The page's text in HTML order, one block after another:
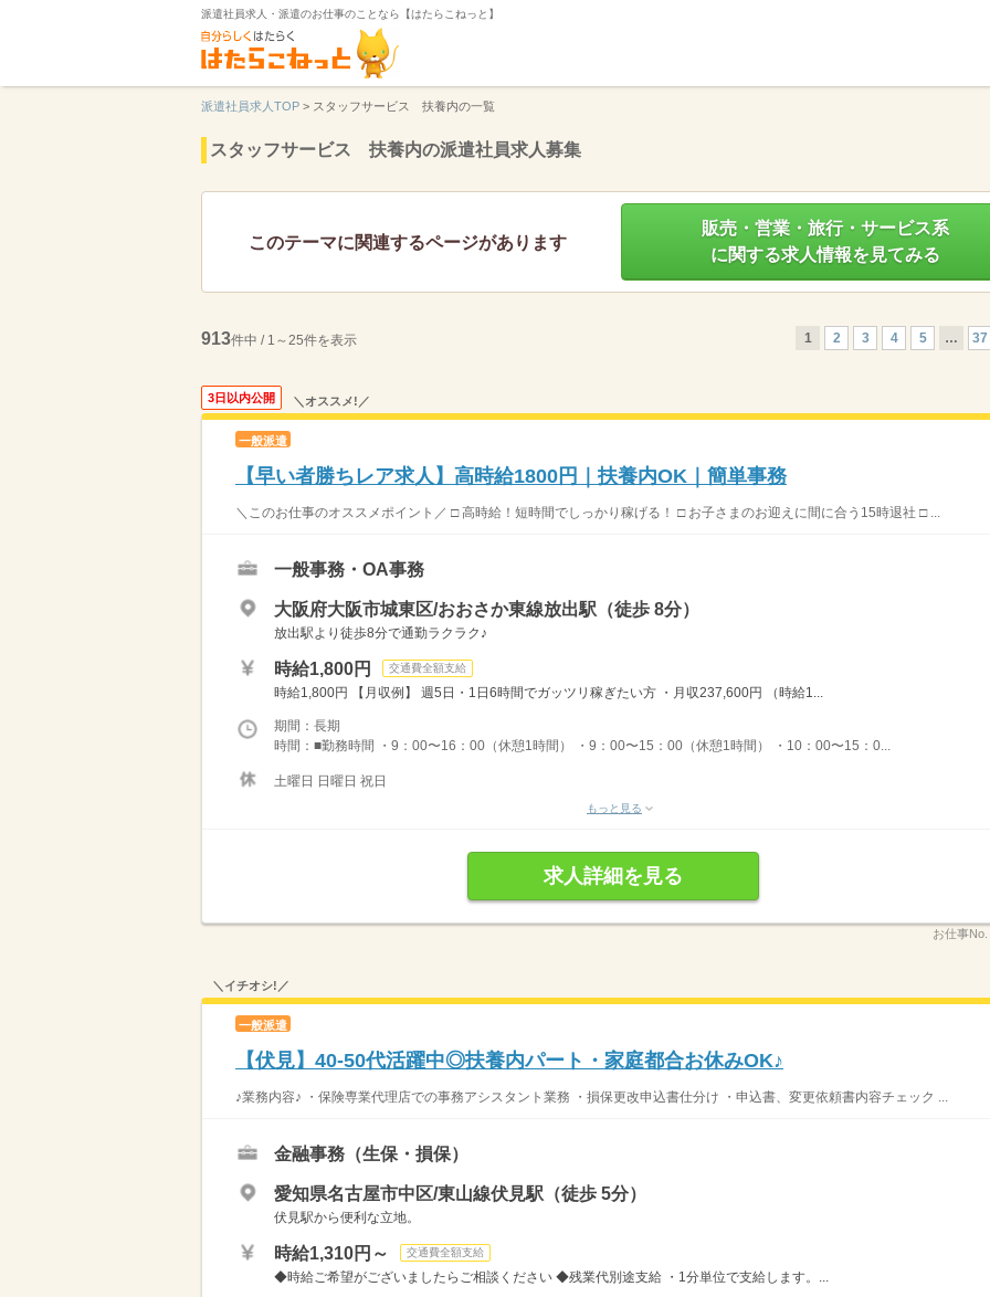
派遣社員求人・派遣のお仕事のことなら【はたらこねっと】
派遣社員求人TOP > スタッフサービス 扶養内の一覧
スタッフサービス 扶養内の派遣社員求人募集
このテーマに関連するページがあります
販売・営業・旅行・サービス系
に関する求人情報を見てみる
913件中 / 1～25件を表示 1 2 3 4 5 … 37
3日以内公開 ＼オススメ!／
一般派遣
【早い者勝ちレア求人】高時給1800円｜扶養内OK｜簡単事務
＼このお仕事のオススメポイント／ □ 高時給！短時間でしっかり稼げる！ □ お子さまのお迎えに間に合う15時退社 □ ...
一般事務・OA事務
大阪府大阪市城東区/おおさか東線放出駅（徒歩 8分）
放出駅より徒歩8分で通勤ラクラク♪
時給1,800円 交通費全額支給
時給1,800円 【月収例】 週5日・1日6時間でガッツリ稼ぎたい方 ・月収237,600円 （時給1...
期間：長期
時間：■勤務時間 ・9：00〜16：00（休憩1時間） ・9：00〜15：00（休憩1時間） ・10：00〜15：0...
土曜日 日曜日 祝日
もっと見る
求人詳細を見る
お仕事No.
＼イチオシ!／
一般派遣
【伏見】40-50代活躍中◎扶養内パート・家庭都合お休みOK♪
♪業務内容♪ ・保険専業代理店での事務アシスタント業務 ・損保更改申込書仕分け ・申込書、変更依頼書内容チェック ...
金融事務（生保・損保）
愛知県名古屋市中区/東山線伏見駅（徒歩 5分）
伏見駅から便利な立地。
時給1,310円～ 交通費全額支給
◆時給ご希望がございましたらご相談ください ◆残業代別途支給 ・1分単位で支給します。...